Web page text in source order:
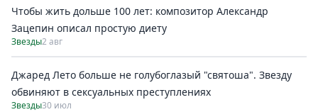
Чтобы жить дольше 100 лет: композитор Александр
Зацепин описал простую диету
Звезды2 авг
Джаред Лето больше не голубоглазый "святоша". Звезду
обвиняют в сексуальных преступлениях
Звезды30 июл